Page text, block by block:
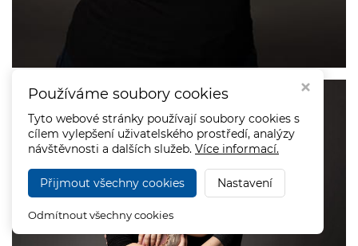
Používáme soubory cookies
Tyto webové stránky používají soubory cookies s
cílem vylepšení uživatelského prostředí, analýzy
návštěvnosti a dalších služeb. Více informací.
Přijmout všechny cookies Nastavení
Odmítnout všechny cookies